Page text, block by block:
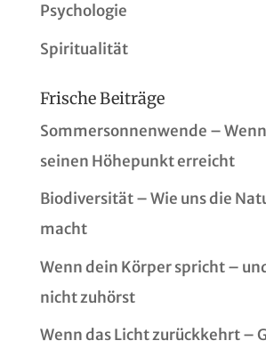
Psychologie
Spiritualität
Frische Beiträge
Sommersonnenwende –
seinen Höhepunkt erreicht
Biodiversität – Wie uns die
macht
Wenn dein Körper spricht –
nicht zuhörst
Wenn das Licht zurückkehrt –